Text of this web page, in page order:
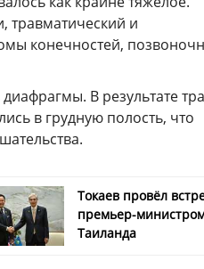
травматический и
конечностей,
В результате
в грудную полость, что
Токаев провёл
премьер-
Таиланда